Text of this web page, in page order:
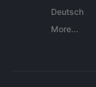
Deutsch
More...